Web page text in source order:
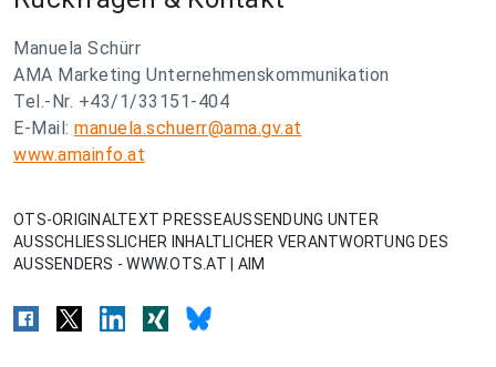
Manuela Schürr
AMA Marketing Unternehmenskommunikation
Tel.-Nr. +43/1/33151-404
E-Mail: manuela.schuerr@ama.gv.at
www.amainfo.at
OTS-ORIGINALTEXT PRESSEAUSSENDUNG UNTER
AUSSCHLIESSLICHER INHALTLICHER VERANTWORTUNG DES
AUSSENDERS - WWW.OTS.AT | AIM